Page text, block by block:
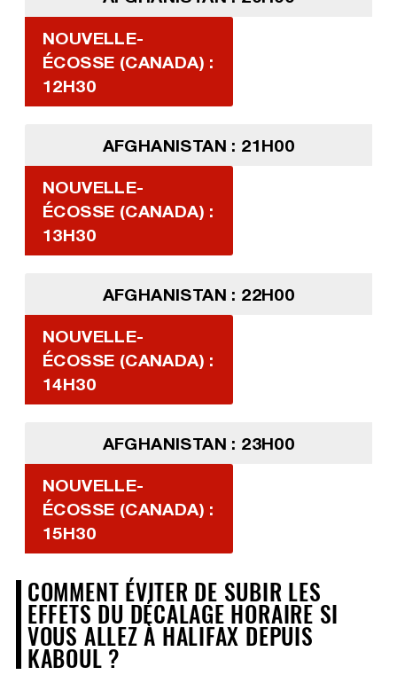
NOUVELLE-
ÉCOSSE (CANADA) :
12H30
AFGHANISTAN : 21H00
NOUVELLE-
ÉCOSSE (CANADA) :
13H30
AFGHANISTAN : 22H00
NOUVELLE-
ÉCOSSE (CANADA) :
14H30
AFGHANISTAN : 23H00
NOUVELLE-
ÉCOSSE (CANADA) :
15H30
COMMENT ÉVITER DE SUBIR LES
EFFETS DU DÉCALAGE HORAIRE SI
VOUS ALLEZ À HALIFAX DEPUIS
KABOUL ?